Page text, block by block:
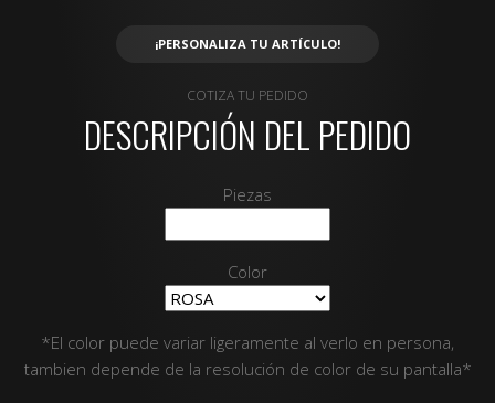
¡PERSONALIZA TU ARTÍCULO!
COTIZA TU PEDIDO
DESCRIPCIÓN DEL PEDIDO
Piezas
Color
*El color puede variar ligeramente al verlo en persona,
tambien depende de la resolución de color de su pantalla*